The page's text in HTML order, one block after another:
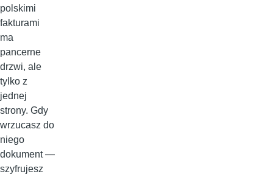
polskimi
fakturami
ma
pancerne
drzwi, ale
tylko z
jednej
strony. Gdy
wrzucasz do
niego
dokument —
szyfrujesz